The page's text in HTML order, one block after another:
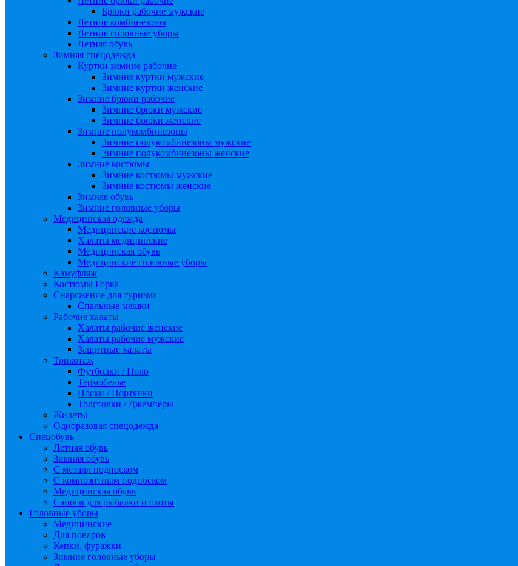
Брюки рабочие мужские
Летние комбинезоны
Летние головные уборы
Летняя обувь
Зимняя спецодежда
Куртки зимние рабочие
Зимние куртки мужские
Зимние куртки женские
Зимние брюки рабочие
Зимние брюки мужские
Зимние брюки женские
Зимние полукомбинезоны
Зимние полукомбинезоны мужские
Зимние полукомбинезоны женские
Зимние костюмы
Зимние костюмы мужские
Зимние костюмы женские
Зимняя обувь
Зимние головные уборы
Медицинская одежда
Медицинские костюмы
Халаты медицинские
Медицинская обувь
Медицинские головные уборы
Камуфляж
Костюмы Горка
Снаряжение для туризма
Спальные мешки
Рабочие халаты
Халаты рабочие женские
Халаты рабочие мужские
Защитные халаты
Трикотаж
Футболки / Поло
Термобелье
Носки / Портянки
Толстовки / Джемперы
Жилеты
Одноразовая спецодежда
Спецобувь
Летняя обувь
Зимняя обувь
С металл подноском
С композитным подноском
Медицинская обувь
Сапоги для рыбалки и охоты
Головные уборы
Медицинские
Для поваров
Кепки, фуражки
Зимние головные уборы